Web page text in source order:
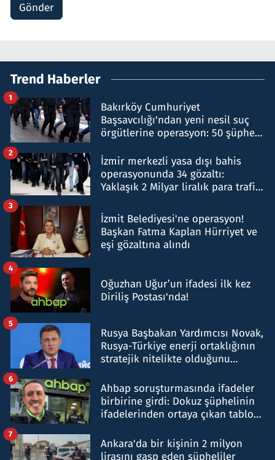
Gönder
Trend Haberler
Bakırköy Cumhuriyet
Başsavcılığı'ndan yeni nesil suç
örgütlerine operasyon: 50 şüpheli
1
İzmir merkezli yasa dışı bahis
operasyonunda 34 gözaltı:
Yaklaşık 2 Milyar liralık para trafiği
2
İzmit Belediyesi'ne operasyon!
Başkan Fatma Kaplan Hürriyet ve
eşi gözaltına alındı
3
Oğuzhan Uğur’un ifadesi ilk kez
Diriliş Postası'nda!
4
Rusya Başbakan Yardımcısı Novak,
Rusya-Türkiye enerji ortaklığının
stratejik nitelikte olduğunu
5
Ahbap soruşturmasında ifadeler
birbirine girdi: Dokuz şüphelinin
ifadelerinden ortaya çıkan tablo
6
Ankara'da bir kişinin 2 milyon
lirasını gasp eden şüpheliler
7